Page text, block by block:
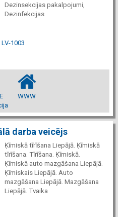
Dezinsekcijas pakalpojumi,
Dezinfekcijas
1003
WWW
darba veicējs
Ķīmiskā tīrīšana Liepājā. Ķīmiskā
tīrīšana. Tīrīšana. Ķīmiskā.
Ķīmiskā auto mazgāšana Liepājā.
Ķīmiskais Liepājā. Auto
mazgāšana Liepājā. Mazgāšana
Liepājā. Tvaika